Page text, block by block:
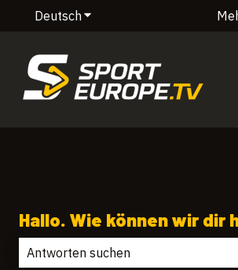
Deutsch Untermenü für
Hallo. Wie können wir dir